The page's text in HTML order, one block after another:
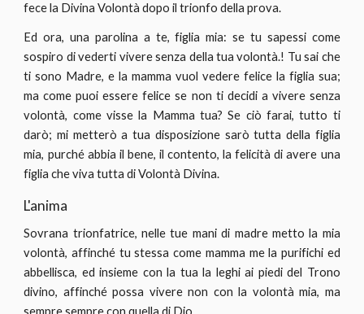
fece la Divina Volontà dopo il trionfo della prova.
Ed ora, una parolina a te, figlia mia: se tu sapessi come
sospiro di vederti vivere senza della tua volontà.! Tu sai che
ti sono Madre, e la mamma vuol vedere felice la figlia sua;
ma come puoi essere felice se non ti decidi a vivere senza
volontà, come visse la Mamma tua? Se ciò farai, tutto ti
darò; mi metterò a tua disposizione sarò tutta della figlia
mia, purché abbia il bene, il contento, la felicità di avere una
figlia che viva tutta di Volontà Divina.
L'anima
Sovrana trionfatrice, nelle tue mani di madre metto la mia
volontà, affinché tu stessa come mamma me la purifichi ed
abbellisca, ed insieme con la tua la leghi ai piedi del Trono
divino, affinché possa vivere non con la volontà mia, ma
sempre sempre con quella di Dio.